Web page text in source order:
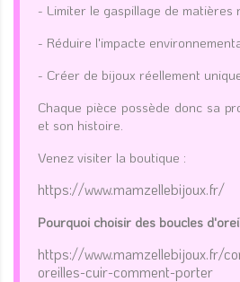
- Limiter le gaspillage de matières
- Réduire l'impacte
- Créer de bijoux réellement
Chaque pièce possède donc sa
et son histoire.
Venez visiter la boutique :
https://www.mamzellebijoux.fr/
Pourquoi choisir des boucles
https://www.mamzellebijoux.fr/
oreilles-cuir-comment-porter